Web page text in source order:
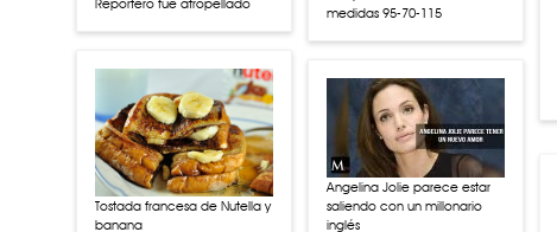
Reportero fue atropellado
Tostada francesa de Nutella y
banana
medidas 95-70-115
Angelina Jolie parece estar
saliendo con un millonario
inglés